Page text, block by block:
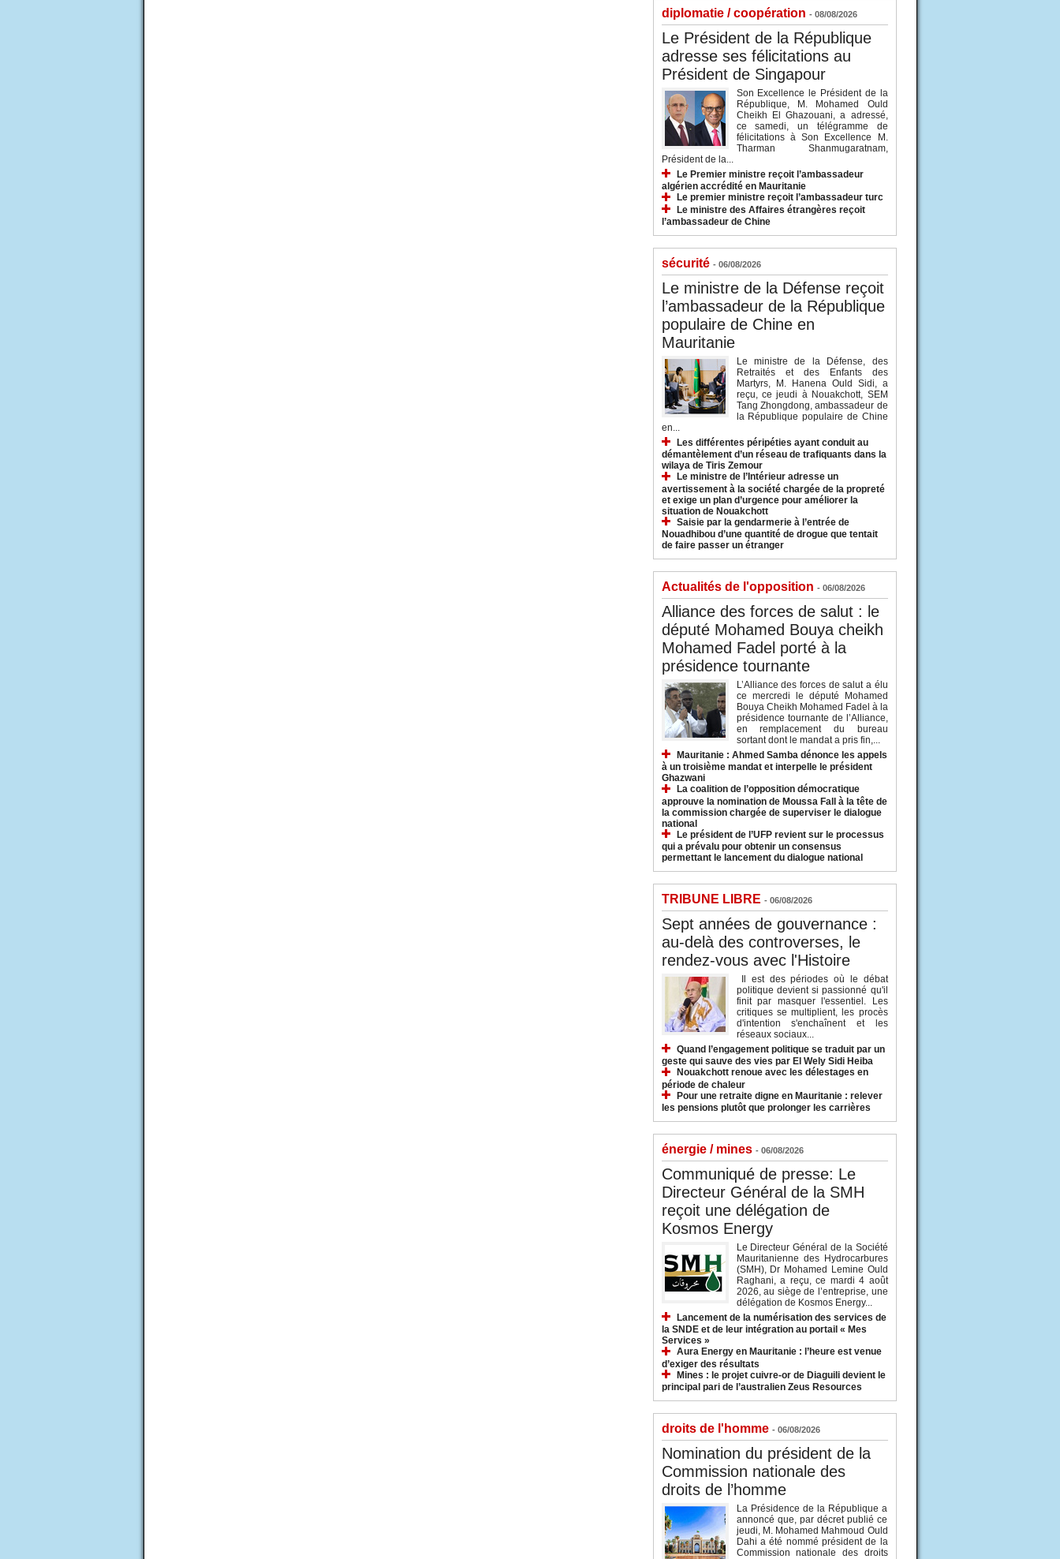
diplomatie / coopération - 08/08/2026
Le Président de la République
adresse ses félicitations au
Président de Singapour
Son Excellence le Président de la
République, M. Mohamed Ould
Cheikh El Ghazouani, a adressé,
ce samedi, un télégramme de
félicitations à Son Excellence M.
Tharman Shanmugaratnam,
Président de la...
Le Premier ministre reçoit l’ambassadeur
algérien accrédité en Mauritanie
Le premier ministre reçoit l’ambassadeur turc
Le ministre des Affaires étrangères reçoit
l’ambassadeur de Chine
sécurité - 06/08/2026
Le ministre de la Défense reçoit
l’ambassadeur de la République
populaire de Chine en
Mauritanie
Le ministre de la Défense, des
Retraités et des Enfants des
Martyrs, M. Hanena Ould Sidi, a
reçu, ce jeudi à Nouakchott, SEM
Tang Zhongdong, ambassadeur de
la République populaire de Chine
en...
Les différentes péripéties ayant conduit au
démantèlement d’un réseau de trafiquants dans la
wilaya de Tiris Zemour
Le ministre de l’Intérieur adresse un
avertissement à la société chargée de la propreté
et exige un plan d’urgence pour améliorer la
situation de Nouakchott
Saisie par la gendarmerie à l’entrée de
Nouadhibou d’une quantité de drogue que tentait
de faire passer un étranger
Actualités de l'opposition - 06/08/2026
Alliance des forces de salut : le
député Mohamed Bouya cheikh
Mohamed Fadel porté à la
présidence tournante
L’Alliance des forces de salut a élu
ce mercredi le député Mohamed
Bouya Cheikh Mohamed Fadel à la
présidence tournante de l’Alliance,
en remplacement du bureau
sortant dont le mandat a pris fin,...
Mauritanie : Ahmed Samba dénonce les appels
à un troisième mandat et interpelle le président
Ghazwani
La coalition de l’opposition démocratique
approuve la nomination de Moussa Fall à la tête de
la commission chargée de superviser le dialogue
national
Le président de l’UFP revient sur le processus
qui a prévalu pour obtenir un consensus
permettant le lancement du dialogue national
TRIBUNE LIBRE - 06/08/2026
Sept années de gouvernance :
au-delà des controverses, le
rendez-vous avec l'Histoire
Il est des périodes où le débat
politique devient si passionné qu'il
finit par masquer l'essentiel. Les
critiques se multiplient, les procès
d'intention s'enchaînent et les
réseaux sociaux...
Quand l’engagement politique se traduit par un
geste qui sauve des vies par El Wely Sidi Heiba
Nouakchott renoue avec les délestages en
période de chaleur
Pour une retraite digne en Mauritanie : relever
les pensions plutôt que prolonger les carrières
énergie / mines - 06/08/2026
Communiqué de presse: Le
Directeur Général de la SMH
reçoit une délégation de
Kosmos Energy
Le Directeur Général de la Société
Mauritanienne des Hydrocarbures
(SMH), Dr Mohamed Lemine Ould
Raghani, a reçu, ce mardi 4 août
2026, au siège de l’entreprise, une
délégation de Kosmos Energy...
Lancement de la numérisation des services de
la SNDE et de leur intégration au portail « Mes
Services »
Aura Energy en Mauritanie : l’heure est venue
d’exiger des résultats
Mines : le projet cuivre-or de Diaguili devient le
principal pari de l’australien Zeus Resources
droits de l'homme - 06/08/2026
Nomination du président de la
Commission nationale des
droits de l’homme
La Présidence de la République a
annoncé que, par décret publié ce
jeudi, M. Mohamed Mahmoud Ould
Dahi a été nommé président de la
Commission nationale des droits